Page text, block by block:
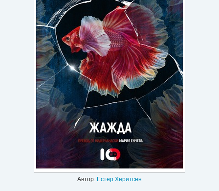
Подаръци
Ваучери
Промоции
Контакти
Вход
Регистрация
Автор: Естер Херитсен